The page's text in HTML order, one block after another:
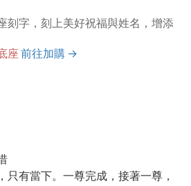
刻字，刻上美好祝福與姓名，增添
座 前往加購 →
只有當下。一尊完成，接著一尊，